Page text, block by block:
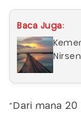
Baca Juga:
"Dari mana